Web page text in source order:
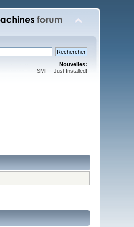
Nouvelles:
SMF - Just Installed!